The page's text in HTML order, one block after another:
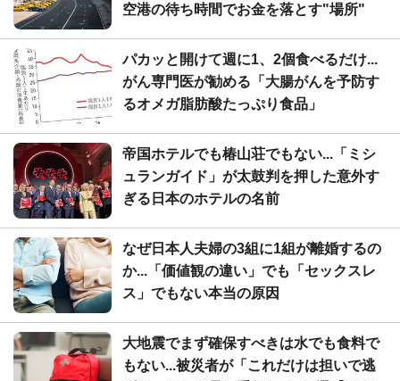
空港の待ち時間でお金を落とす"場所"
パカッと開けて週に1、2個食べるだけ...
がん専門医が勧める「大腸がんを予防す
るオメガ脂肪酸たっぷり食品」
帝国ホテルでも椿山荘でもない...「ミシ
ュランガイド」が太鼓判を押した意外す
ぎる日本のホテルの名前
なぜ日本人夫婦の3組に1組が離婚するの
か...「価値観の違い」でも「セックスレ
ス」でもない本当の原因
大地震でまず確保すべきは水でも食料で
もない...被災者が「これだけは担いで逃